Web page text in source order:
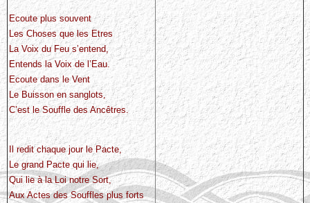
Ecoute plus souvent
Les Choses que les Etres
La Voix du Feu s’entend,
Entends la Voix de l’Eau.
Ecoute dans le Vent
Le Buisson en sanglots,
C’est le Souffle des Ancêtres.
Il redit chaque jour le Pacte,
Le grand Pacte qui lie,
Qui lie à la Loi notre Sort,
Aux Actes des Souffles plus forts